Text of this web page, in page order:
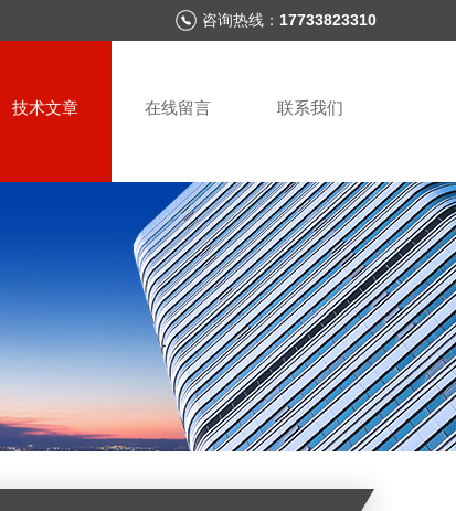
咨询热线： 17733823310
技术文章 在线留言 联系我们